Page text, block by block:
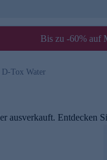
Bis zu -60% auf
D-Tox Water
ausverkauft. Entdecken